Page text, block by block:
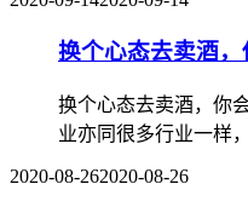
换个心态去卖酒
换个心态去卖酒，你
业亦同很多行业一样
2020-08-262020-08-26